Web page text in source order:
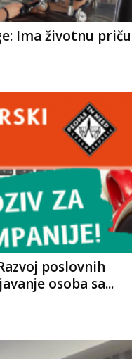
Ima životnu priču
poslovnih
osoba sa...